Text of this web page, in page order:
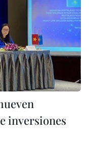
inversiones